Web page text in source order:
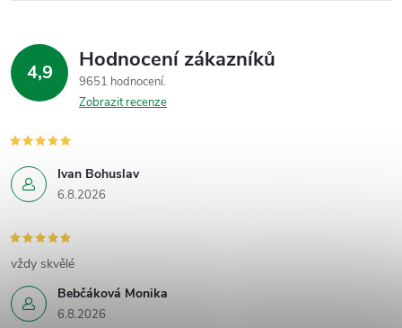
4,9 Hodnocení zákazníků
9651 hodnocení
Zobrazit recenze
Ivan Bohuslav
6.8.2026
Bebčáková Monika
6.8.2026
vždy skvělé